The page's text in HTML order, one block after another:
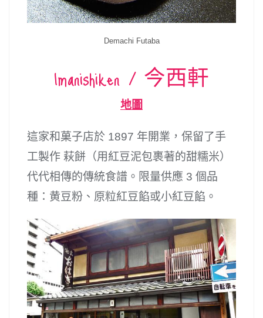
Demachi Futaba
Imanishiken / 今西軒
地圖
這家和菓子店於 1897 年開業，保留了手
工製作 萩餅（用紅豆泥包裹著的甜糯米）
代代相傳的傳統食譜。限量供應 3 個品
種：黄豆粉、原粒紅豆餡或小紅豆餡。